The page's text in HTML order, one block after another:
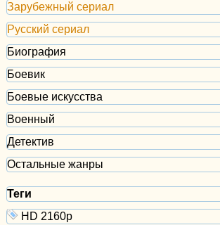
Зарубежный сериал
Русский сериал
Биография
Боевик
Боевые искусства
Военный
Детектив
Остальные жанры
Теги
HD 2160р